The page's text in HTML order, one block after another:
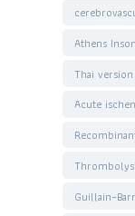
Athens
Thai version
Acute